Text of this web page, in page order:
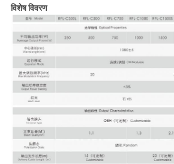
विशेष विवरण